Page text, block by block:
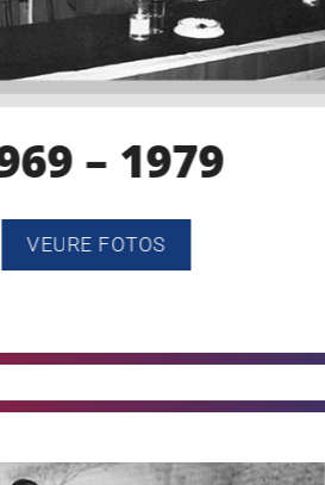
– 1979
VEURE FOTOS